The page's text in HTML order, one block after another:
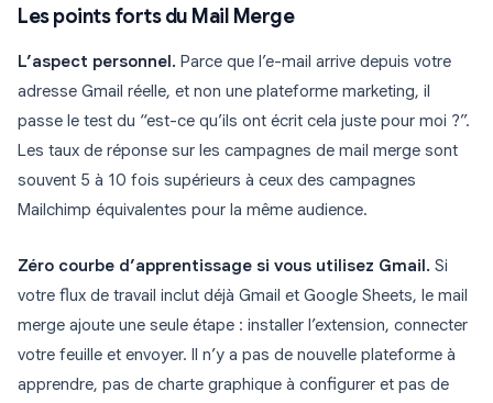
Les points forts du Mail Merge
L’aspect personnel. Parce que l’e-mail arrive depuis votre
adresse Gmail réelle, et non une plateforme marketing, il
passe le test du “est-ce qu’ils ont écrit cela juste pour moi ?”.
Les taux de réponse sur les campagnes de mail merge sont
souvent 5 à 10 fois supérieurs à ceux des campagnes
Mailchimp équivalentes pour la même audience.
Zéro courbe d’apprentissage si vous utilisez Gmail. Si
votre flux de travail inclut déjà Gmail et Google Sheets, le mail
merge ajoute une seule étape : installer l’extension, connecter
votre feuille et envoyer. Il n’y a pas de nouvelle plateforme à
apprendre, pas de charte graphique à configurer et pas de